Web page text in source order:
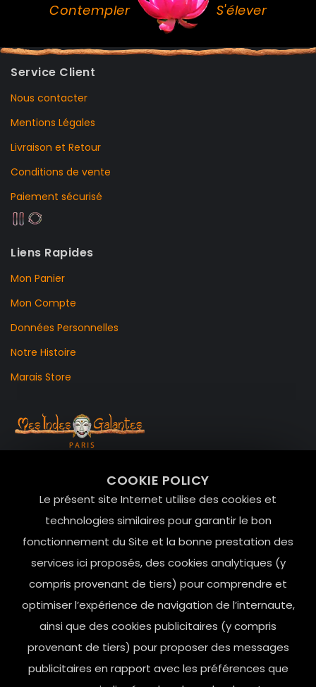
COOKIE POLICY
Le présent site Internet utilise des cookies et
technologies similaires pour garantir le bon
fonctionnement du Site et la bonne prestation des
services ici proposés, des cookies analytiques (y
compris provenant de tiers) pour comprendre et
optimiser l’expérience de navigation de l’internaute,
ainsi que des cookies publicitaires (y compris
provenant de tiers) pour proposer des messages
publicitaires en rapport avec les préférences que
Contempler S'élever
Service Client
Nous contacter
Mentions Légales
Livraison et Retour
Conditions de vente
Paiement sécurisé
Liens Rapides
Mon Panier
Mon Compte
Données Personnelles
Notre Histoire
Marais Store
Le Marais, 75004 Paris
contact@mesindesgalantes.com
01.42.72.42.51